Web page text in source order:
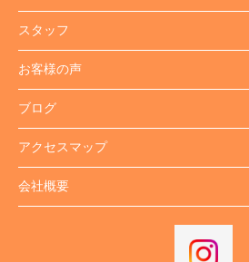
スタッフ
お客様の声
ブログ
アクセスマップ
会社概要